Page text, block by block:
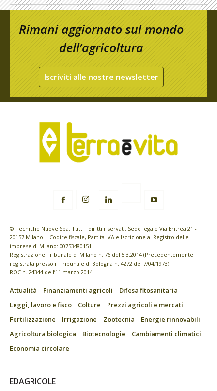
Rimani aggiornato sul mondo
dell’agricoltura
Iscriviti alle nostre newsletter
© Tecniche Nuove Spa. Tutti i diritti riservati. Sede legale Via Eritrea 21 -
20157 Milano | Codice fiscale, Partita IVA e Iscrizione al Registro delle
imprese di Milano: 00753480151
Registrazione Tribunale di Milano n. 76 del 5.3.2014 (Precedentemente
registrata presso il Tribunale di Bologna n. 4272 del 7/04/1973)
ROC n. 24344 dell’11 marzo 2014
Attualità Finanziamenti agricoli
Difesa fitosanitaria
Leggi, lavoro e fisco
Colture
Prezzi agricoli e mercati
Fertilizzazione
Irrigazione Zootecnia
Energie rinnovabili
Agricoltura biologica
Biotecnologie
Cambiamenti climatici
Economia circolare
EDAGRICOLE